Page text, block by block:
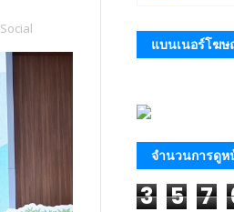
Social
แบนเนอร์โฆ
จำนวนการดูห
3 5 7